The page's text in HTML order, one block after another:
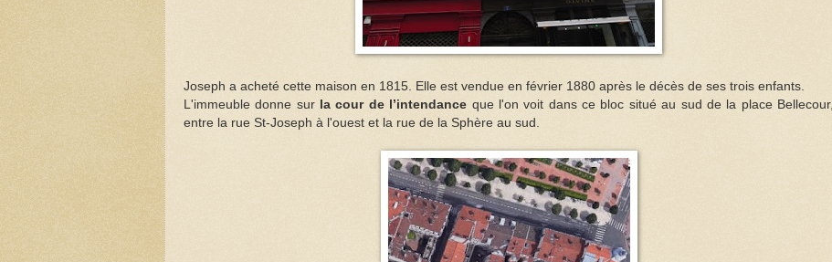
Joseph a acheté cette maison en 1815. Elle est vendue en février 1880 après le décès de ses trois enfants.
L'immeuble donne sur la cour de l’intendance que l'on voit dans ce bloc situé au sud de la place Bellecour,
entre la rue St-Joseph à l'ouest et la rue de la Sphère au sud.